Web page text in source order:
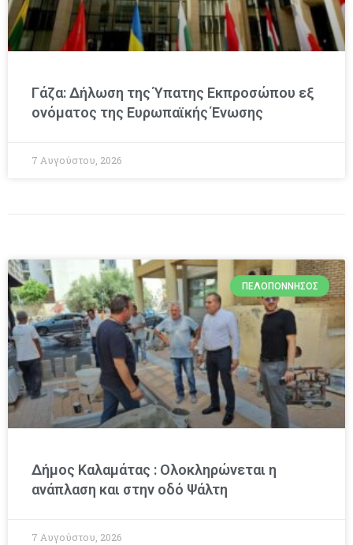
Γάζα: Δήλωση της Ύπατης Εκπροσώπου εξ
ονόματος της Ευρωπαϊκής Ένωσης
7 Αυγούστου, 2026
ΠΕΛΟΠΌΝΝΗΣΟΣ
Δήμος Καλαμάτας : Ολοκληρώνεται η
ανάπλαση και στην οδό Ψάλτη
7 Αυγούστου, 2026